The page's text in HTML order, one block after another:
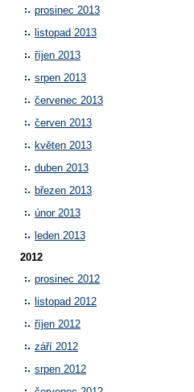
prosinec 2013
listopad 2013
říjen 2013
srpen 2013
červenec 2013
červen 2013
květen 2013
duben 2013
březen 2013
únor 2013
leden 2013
2012
prosinec 2012
listopad 2012
říjen 2012
září 2012
srpen 2012